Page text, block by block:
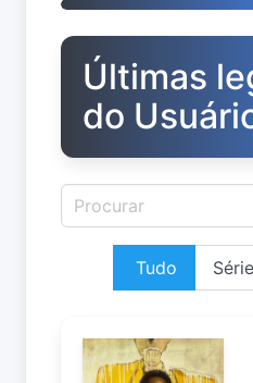
Últimas
do
Tudo